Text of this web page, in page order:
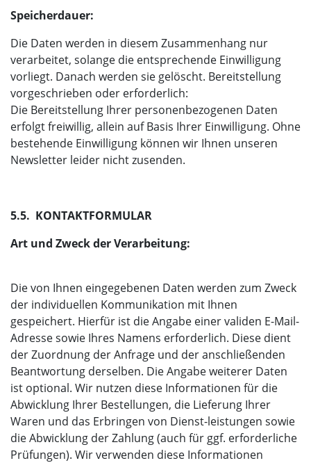
Speicherdauer:
Die Daten werden in diesem Zusammenhang nur
verarbeitet, solange die entsprechende Einwilligung
vorliegt. Danach werden sie gelöscht. Bereitstellung
vorgeschrieben oder erforderlich:
Die Bereitstellung Ihrer personenbezogenen Daten
erfolgt freiwillig, allein auf Basis Ihrer Einwilligung. Ohne
bestehende Einwilligung können wir Ihnen unseren
Newsletter leider nicht zusenden.
5.5. KONTAKTFORMULAR
Art und Zweck der Verarbeitung:
Die von Ihnen eingegebenen Daten werden zum Zweck
der individuellen Kommunikation mit Ihnen
gespeichert. Hierfür ist die Angabe einer validen E-Mail-
Adresse sowie Ihres Namens erforderlich. Diese dient
der Zuordnung der Anfrage und der anschließenden
Beantwortung derselben. Die Angabe weiterer Daten
ist optional. Wir nutzen diese Informationen für die
Abwicklung Ihrer Bestellungen, die Lieferung Ihrer
Waren und das Erbringen von Dienst-leistungen sowie
die Abwicklung der Zahlung (auch für ggf. erforderliche
Prüfungen). Wir verwenden diese Informationen